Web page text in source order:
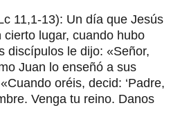
11,1-13): Un día que Jesús
lugar, cuando hubo
discípulos le dijo: «Señor,
Juan lo enseñó a sus
oréis, decid: ‘Padre,
Venga tu reino. Danos